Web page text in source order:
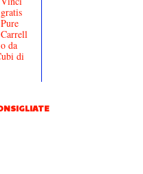
gratis
Pure
Carrell
o da
di